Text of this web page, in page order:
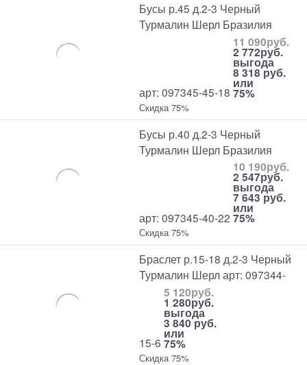
Бусы р.45 д.2-3 Черный
Турмалин Шерл Бразилия
арт: 097345-45-18
11 090руб.
2 772руб.
выгода
8 318 руб.
или
75%
Скидка 75%
Бусы р.40 д.2-3 Черный
Турмалин Шерл Бразилия
арт: 097345-40-22
10 190руб.
2 547руб.
выгода
7 643 руб.
или
75%
Скидка 75%
Браслет р.15-18 д.2-3 Черный
Турмалин Шерл арт: 097344-
15-6
5 120руб.
1 280руб.
выгода
3 840 руб.
или
75%
Скидка 75%